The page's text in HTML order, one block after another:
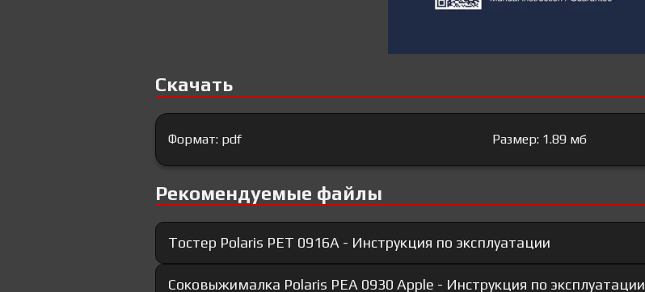
Скачать
Формат: pdf Размер: 1.89 мб
Рекомендуемые файлы
Тостер Polaris PET 0916A - Инструкция по эксплуатации
Соковыжималка Polaris PEA 0930 Apple - Инструкция по эксплуатации